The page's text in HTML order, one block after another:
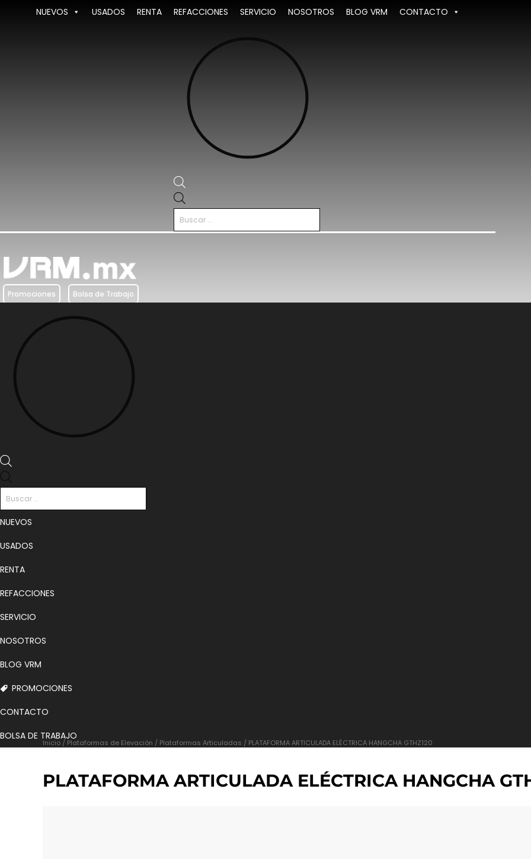
NUEVOS USADOS RENTA REFACCIONES SERVICIO NOSOTROS BLOG VRM
CONTACTO
productos
Promociones Bolsa de Trabajo
productos
NUEVOS
USADOS
RENTA
REFACCIONES
SERVICIO
NOSOTROS
BLOG VRM
PROMOCIONES
CONTACTO
BOLSA DE TRABAJO
Inicio / Plataformas de Elevación / Plataformas Articuladas / PLATAFORMA ARTICULADA ELÉCTRICA HANGCHA GTHZ120
PLATAFORMA ARTICULADA ELÉCTRICA HANGCHA